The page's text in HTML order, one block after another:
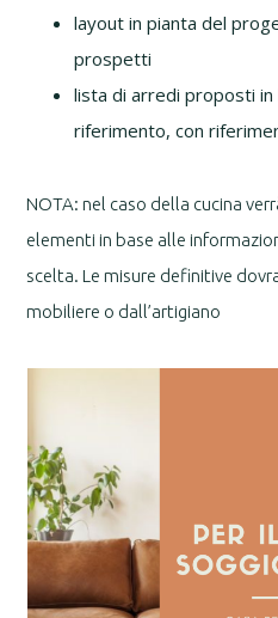
layout in pianta del
prospetti
lista di arredi proposti
riferimento, con
NOTA: nel caso della cucina
elementi in base alle
scelta. Le misure definitive
mobiliere o dall’artigiano